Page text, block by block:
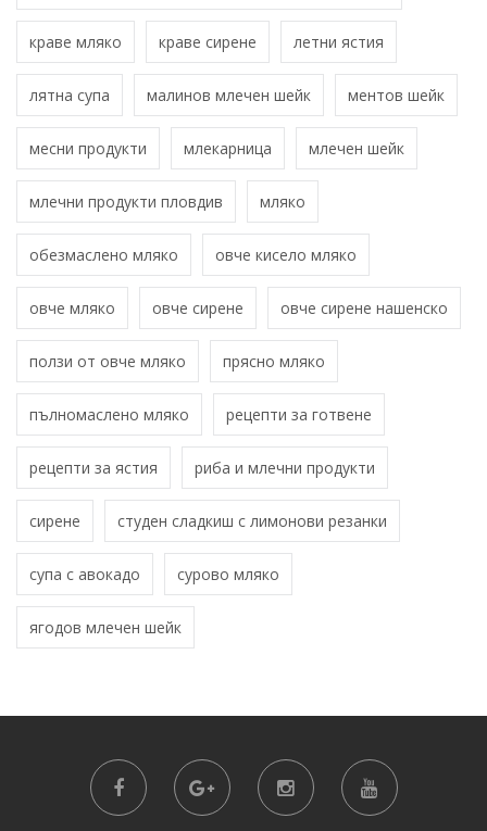
краве мляко краве сирене летни ястия
лятна супа малинов млечен шейк ментов шейк
месни продукти млекарница млечен шейк
млечни продукти пловдив мляко
обезмаслено мляко овче кисело мляко
овче мляко овче сирене овче сирене нашенско
ползи от овче мляко прясно мляко
пълномаслено мляко рецепти за готвене
рецепти за ястия риба и млечни продукти
сирене студен сладкиш с лимонови резанки
супа с авокадо сурово мляко
ягодов млечен шейк